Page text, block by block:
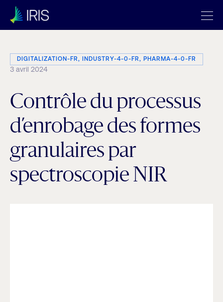
DIGITALIZATION-FR, INDUSTRY-4-0-FR, PHARMA-4-0-FR
3 avril 2024
Contrôle du processus
d’enrobage des formes
granulaires par
spectroscopie NIR